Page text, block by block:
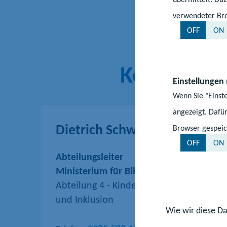
verwendeter
OFF
ON
Einstellungen
Wenn Sie
angezeigt.
Browser
OFF
ON
Wie wir diese
Kontakt
Dietrich Schwarz
Abteilungsleiter
Ministerium für Bildung und
Abteilung 4 - Kindertagesförderung,
und Inklusion